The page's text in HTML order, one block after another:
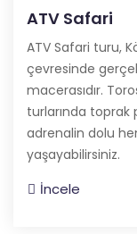
ATV Safari
ATV Safari turu,
çevresinde
macerasıdır.
turlarında toprak
adrenalin dolu
yaşayabilirsiniz.
İncele